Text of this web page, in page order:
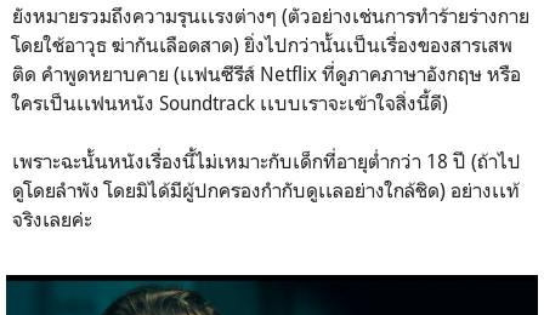
ยังหมายรวมถึงความรุนเเรงต่างๆ (ตัวอย่างเช่นการทำร้ายร่างกาย
โดยใช้อาวุธ ฆ่ากันเลือดสาด) ยิ่งไปกว่านั้นเป็นเรื่องของสารเสพ
ติด คำพูดหยาบคาย (เเฟนซีรีส์ Netflix ที่ดูภาคภาษาอังกฤษ หรือ
ใครเป็นเเฟนหนัง Soundtrack เเบบเราจะเข้าใจสิ่งนี้ดี)
เพราะฉะนั้นหนังเรื่องนี้ไม่เหมาะกับเด็กที่อายุต่ำกว่า 18 ปี (ถ้าไป
ดูโดยลำพัง โดยมิได้มีผู้ปกครองกำกับดูเเลอย่างใกล้ชิด) อย่างเเท้
จริงเลยค่ะ